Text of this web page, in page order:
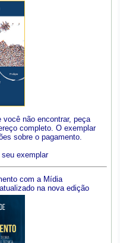
não encontrar, peça
completo. O exemplar
sobre o pagamento.
exemplar
com a Mídia
na nova edição